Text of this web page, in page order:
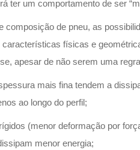
ter um comportamento de ser
composição de pneu, as
físicas e
apesar de não serem uma
mais fina tendem a
ao longo do perfil;
(menor deformação por
menor energia;